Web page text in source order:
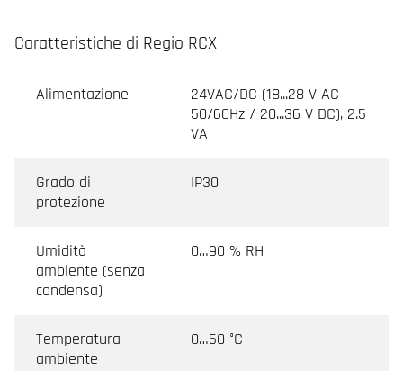
Caratteristiche di Regio RCX
Alimentazione
24VAC/DC (18...28 V AC
50/60Hz / 20...36 V DC), 2.5
VA
Grado di
protezione
IP30
Umidità
ambiente (senza
condensa)
0…90 % RH
Temperatura
ambiente
0…50 °C